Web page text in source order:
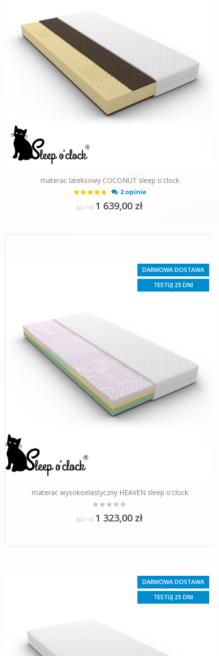
materac lateksowy COCONUT sleep o'clock
Ocena:
100%
2 opinie
Już od 1 639,00 zł
DARMOWA DOSTAWA
TESTUJ 25 DNI
materac wysokoelastyczny HEAVEN sleep o'clock
Rating:
0%
Już od 1 323,00 zł
DARMOWA DOSTAWA
TESTUJ 25 DNI